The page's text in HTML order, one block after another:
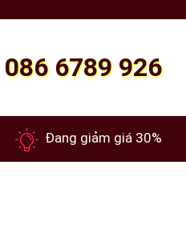
6789 926
Đang giảm giá 30%